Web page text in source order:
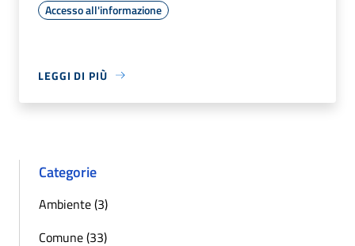
Accesso all'informazione
LEGGI DI PIÙ
Categorie
Ambiente (3)
Comune (33)